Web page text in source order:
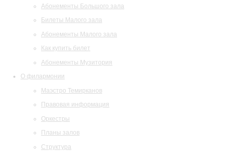
Абонементы Большого зала
Билеты Малого зала
Абонементы Малого зала
Как купить билет
Абонементы Музитория
О филармонии
Маэстро Темирканов
Правовая информация
Оркестры
Планы залов
Структура